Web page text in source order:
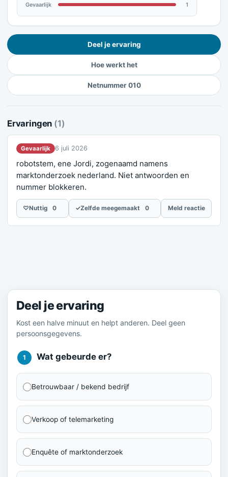
Gevaarlijk 1
Deel je ervaring
Hoe werkt het
Netnummer 010
Ervaringen (1)
Gevaarlijk 6 juli 2026
robotstem, ene Jordi, zogenaamd namens
marktonderzoek nederland. Niet antwoorden en
nummer blokkeren.
♡Nuttig 0 ✓Zelfde meegemaakt 0 Meld reactie
Deel je ervaring
Kost een halve minuut en helpt anderen. Deel geen
persoonsgegevens.
1 Wat gebeurde er?
Betrouwbaar / bekend bedrijf
Verkoop of telemarketing
Enquête of marktonderzoek